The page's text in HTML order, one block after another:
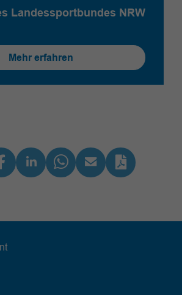
Landessportbundes NRW
Mehr erfahren